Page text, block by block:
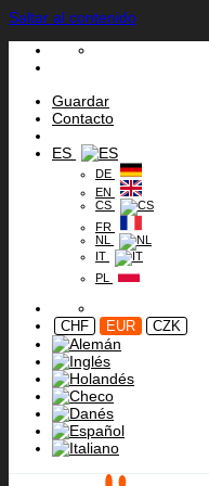
Saltar al contenido
Guardar
Contacto
ES
DE
EN
CS
FR
NL
IT
PL
CHF EUR CZK